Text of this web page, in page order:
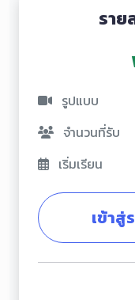
ราย
รูปแบบ
จำนวนที่รับ
เริ่มเรียน
เข้าสู่